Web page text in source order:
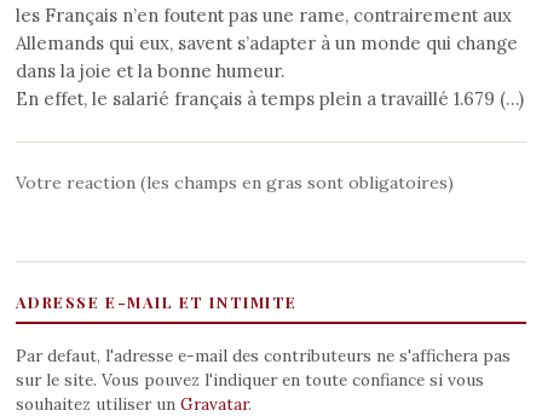
les Français n’en foutent pas une rame, contrairement aux
Allemands qui eux, savent s’adapter à un monde qui change
dans la joie et la bonne humeur.
En effet, le salarié français à temps plein a travaillé 1.679 (…)
Votre reaction (les champs en gras sont obligatoires)
ADRESSE E-MAIL ET INTIMITE
Par defaut, l'adresse e-mail des contributeurs ne s'affichera pas
sur le site. Vous pouvez l'indiquer en toute confiance si vous
souhaitez utiliser un Gravatar.